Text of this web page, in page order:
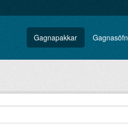
Gagnapakkar Gagnasöfn